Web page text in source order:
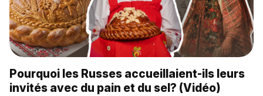
Pourquoi les Russes accueillaient-ils leurs
invités avec du pain et du sel? (Vidéo)